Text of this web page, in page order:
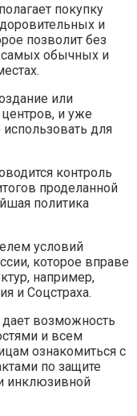
покупку
и
позволит без
самых обычных и
или
и уже
для
контроль
проделанной
политика
условий
которое вправе
например,
и Соцстраха.
возможность
и всем
ознакомиться с
по защите
инклюзивной